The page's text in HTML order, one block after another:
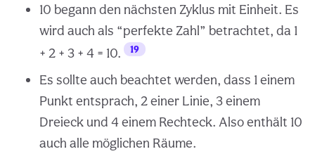
10 begann den nächsten Zyklus mit Einheit. Es
wird auch als “perfekte Zahl” betrachtet, da 1
+ 2 + 3 + 4 = 10.
19
Es sollte auch beachtet werden, dass 1 einem
Punkt entsprach, 2 einer Linie, 3 einem
Dreieck und 4 einem Rechteck. Also enthält 10
auch alle möglichen Räume.